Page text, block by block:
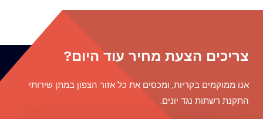
צריכים הצעת מחיר עוד היום?
אנו ממוקמים בקריות, ומכסים את כל אזור הצפון במתן שירותי
התקנת רשתות נגד יונים.